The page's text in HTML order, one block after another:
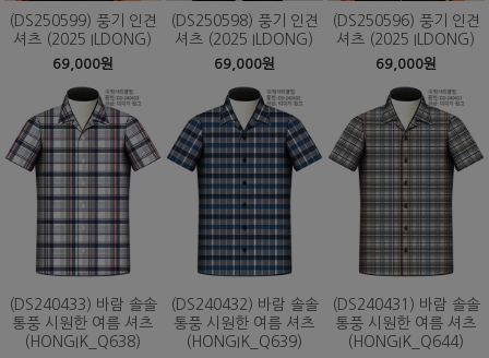
(DS250599) 풍기 인견
셔츠 (2025 ILDONG)
69,000원
(DS250598) 풍기 인견
셔츠 (2025 ILDONG)
69,000원
(DS250596) 풍기 인견
셔츠 (2025 ILDONG)
69,000원
(DS240433) 바람 솔솔
통풍 시원한 여름 셔츠
(HONGIK_Q638)
(DS240432) 바람 솔솔
통풍 시원한 여름 셔츠
(HONGIK_Q639)
(DS240431) 바람 솔솔
통풍 시원한 여름 셔츠
(HONGIK_Q644)